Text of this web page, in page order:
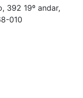
392 19º andar,
010